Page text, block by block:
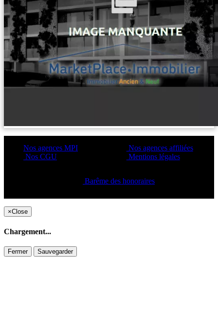
Nos agences MPI
Nos CGU
Nos agences affiliées
Mentions légales
Barême des honoraires
×Close
Chargement...
Fermer Sauvegarder